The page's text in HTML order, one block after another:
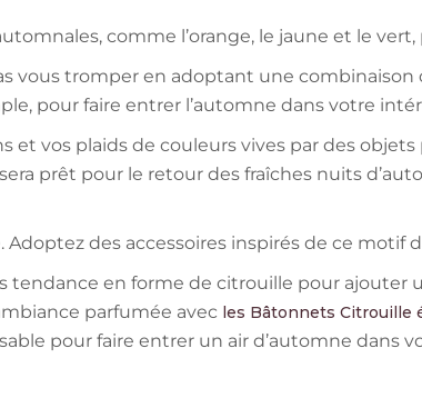
comme l’orange, le jaune et le
vous tromper en adoptant une combinaison
pour faire entrer l’automne dans votre
et vos plaids de couleurs vives par des
prêt pour le retour des fraîches nuits
Adoptez des accessoires inspirés de ce motif
tendance en forme de citrouille pour ajouter
parfumée avec les Bâtonnets Citrouille
pour faire entrer un air d’automne dans